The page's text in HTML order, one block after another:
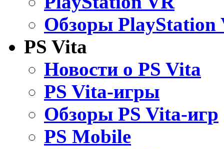
Обзоры PlayStation
PS Vita
Новости о PS Vita
PS Vita-игры
Обзоры PS Vita-игр
PS Mobile